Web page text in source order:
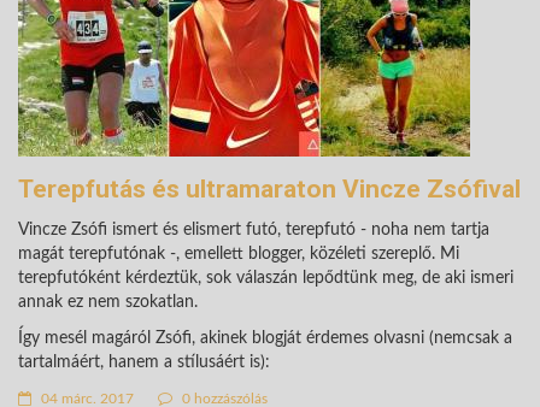
Terepfutás és ultramaraton Vincze Zsófival
Vincze Zsófi ismert és elismert futó, terepfutó - noha nem tartja
magát terepfutónak -, emellett blogger, közéleti szereplő. Mi
terepfutóként kérdeztük, sok válaszán lepődtünk meg, de aki ismeri
annak ez nem szokatlan.
Így mesél magáról Zsófi, akinek blogját érdemes olvasni (nemcsak a
tartalmáért, hanem a stílusáért is):
04 márc. 2017 0 hozzászólás